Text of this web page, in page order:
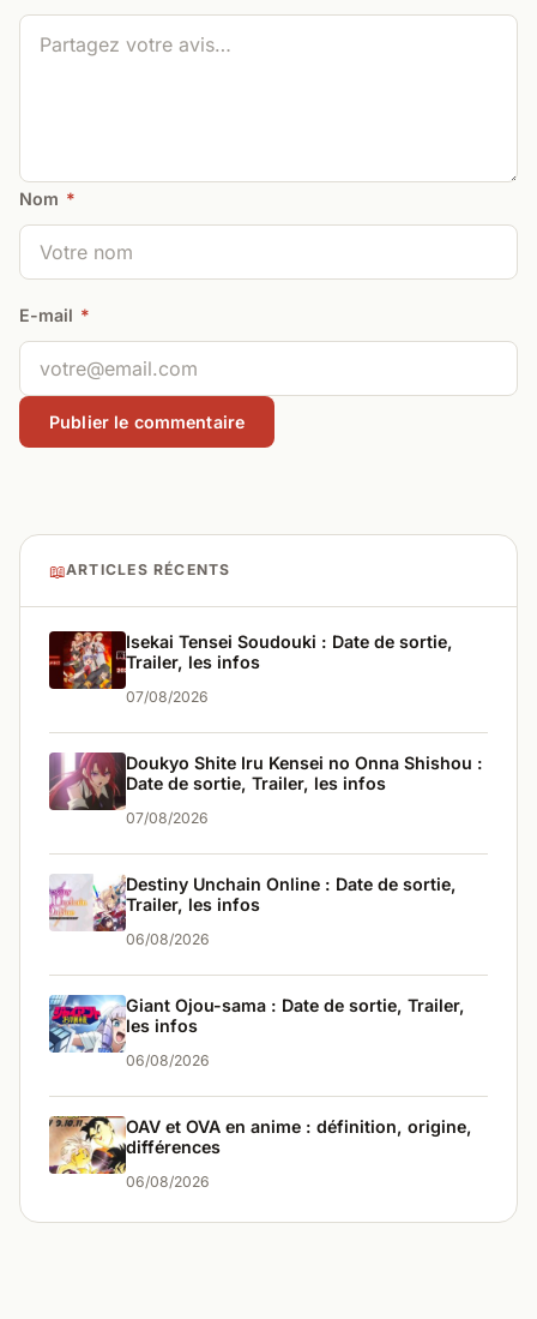
Nom *
E-mail *
📖ARTICLES RÉCENTS
Isekai Tensei Soudouki : Date de sortie,
Trailer, les infos
07/08/2026
Doukyo Shite Iru Kensei no Onna Shishou :
Date de sortie, Trailer, les infos
07/08/2026
Destiny Unchain Online : Date de sortie,
Trailer, les infos
06/08/2026
Giant Ojou-sama : Date de sortie, Trailer,
les infos
06/08/2026
OAV et OVA en anime : définition, origine,
différences
06/08/2026